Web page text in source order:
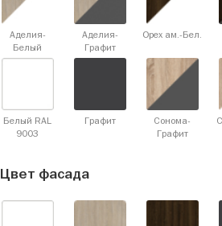
Аделия-
Белый
Аделия-
Графит
Орех ам.-Бел.
Белый RAL
9003
Графит
Сонома-
Графит
Цвет фасада